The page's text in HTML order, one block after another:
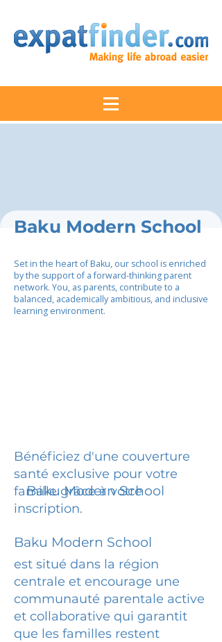
Baku Modern School
Set in the heart of Baku, our school is enriched
by the support of a forward-thinking parent
network. You, as parents, contribute to a
balanced, academically ambitious, and inclusive
learning environment.
Bénéficiez d'une couverture
santé exclusive pour votre
famille grâce à votre
inscription.
Baku Modern School
Baku Modern School
est situé dans la région
centrale et encourage une
communauté parentale active
et collaborative qui garantit
que les familles restent